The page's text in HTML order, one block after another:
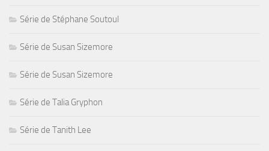
Série de Stéphane Soutoul
Série de Susan Sizemore
Série de Susan Sizemore
Série de Talia Gryphon
Série de Tanith Lee